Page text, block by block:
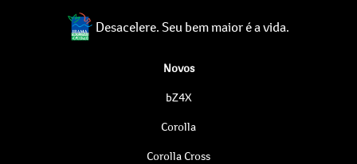
Desacelere. Seu bem maior é a vida.
Novos
bZ4X
Corolla
Corolla Cross